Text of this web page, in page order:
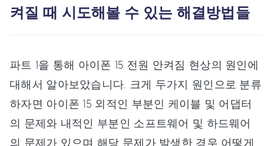
켜질 때 시도해볼 수 있는 해결방법들
파트 1을 통해 아이폰 15 전원 안켜짐 현상의 원인에
대해서 알아보았습니다. 크게 두가지 원인으로 분류
하자면 아이폰 15 외적인 부분인 케이블 및 어댑터
의 문제와 내적인 부분인 소프트웨어 및 하드웨어
의 문제가 있으며 해당 문제가 발생한 경우 어떻게